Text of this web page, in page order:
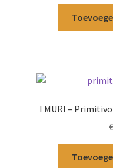
I MURI –
€